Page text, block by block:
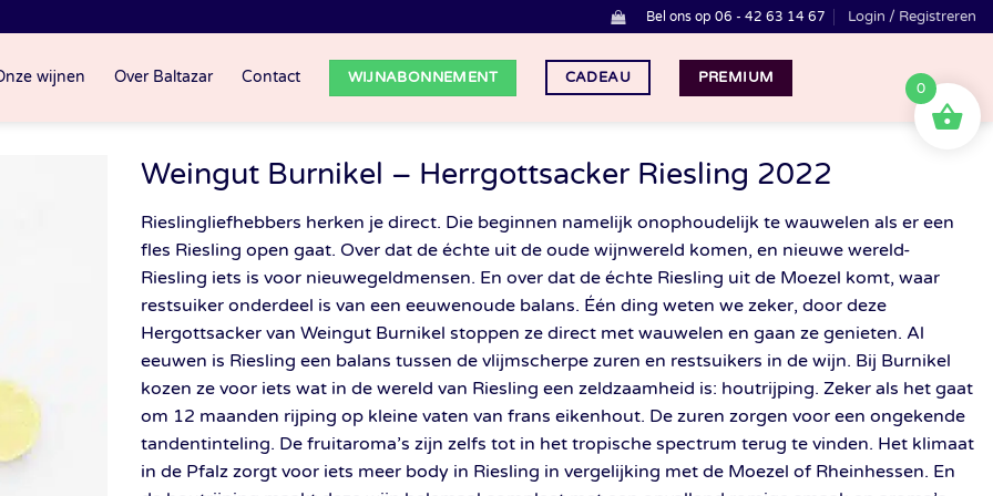
Bel ons op 06 - 42 63 14 67 Login / Registreren
wijnen Over Baltazar Contact WIJNABONNEMENT CADEAU PREMIUM
Weingut Burnikel – Herrgottsacker Riesling 2022
Rieslingliefhebbers herken je direct. Die beginnen namelijk onophoudelijk te wauwelen als er een
fles Riesling open gaat. Over dat de échte uit de oude wijnwereld komen, en nieuwe wereld-
Riesling iets is voor nieuwegeldmensen. En over dat de échte Riesling uit de Moezel komt, waar
restsuiker onderdeel is van een eeuwenoude balans. Één ding weten we zeker, door deze
Hergottsacker van Weingut Burnikel stoppen ze direct met wauwelen en gaan ze genieten. Al
eeuwen is Riesling een balans tussen de vlijmscherpe zuren en restsuikers in de wijn. Bij Burnikel
kozen ze voor iets wat in de wereld van Riesling een zeldzaamheid is: houtrijping. Zeker als het gaat
om 12 maanden rijping op kleine vaten van frans eikenhout. De zuren zorgen voor een ongekende
tandentinteling. De fruitaroma’s zijn zelfs tot in het tropische spectrum terug te vinden. Het klimaat
in de Pfalz zorgt voor iets meer body in Riesling in vergelijking met de Moezel of Rheinhessen. En
0